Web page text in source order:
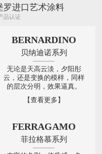
罗进口艺术涂料
品认证
BERNARDINO
贝纳迪诺系列
无论是天高云淡，夕阳彤
云，还是变换的模样，同样
的层次分明，效果逼真。
【查看更多】
FERRAGAMO
菲拉格慕系列